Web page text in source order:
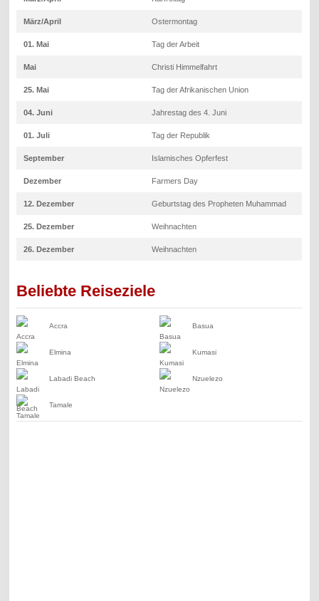
März/April Ostermontag
01. Mai Tag der Arbeit
Mai Christi Himmelfahrt
25. Mai Tag der Afrikanischen Union
04. Juni Jahrestag des 4. Juni
01. Juli Tag der Republik
September Islamisches Opferfest
Dezember Farmers Day
12. Dezember Geburtstag des Propheten Muhammad
25. Dezember Weihnachten
26. Dezember Weihnachten
Beliebte Reiseziele
Accra Basua
Elmina Kumasi
Labadi Beach Nzuelezo
Tamale